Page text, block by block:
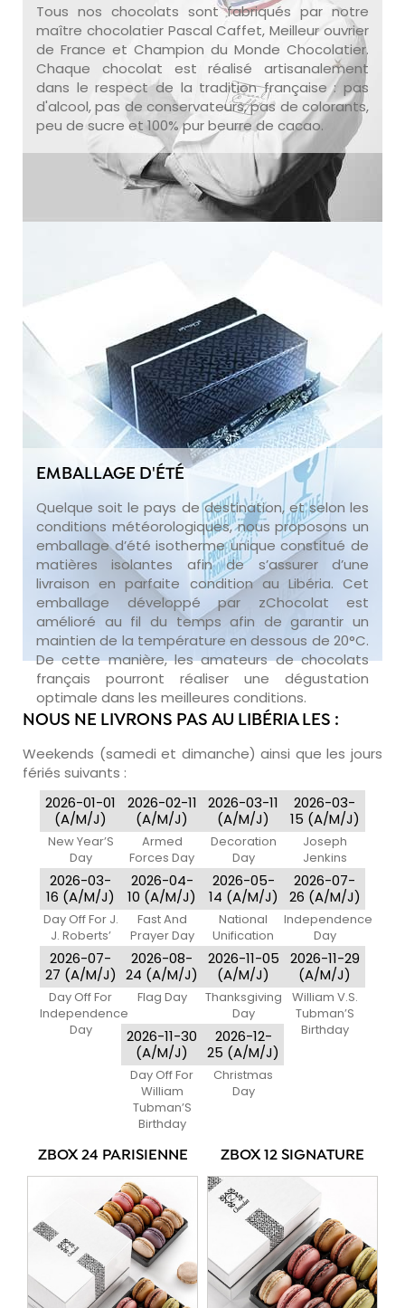
Tous nos chocolats sont fabriqués par notre
maître chocolatier Pascal Caffet, Meilleur ouvrier
de France et Champion du Monde Chocolatier.
Chaque chocolat est réalisé artisanalement
dans le respect de la tradition française : pas
d'alcool, pas de conservateurs, pas de colorants,
peu de sucre et 100% pur beurre de cacao.
EMBALLAGE D'ÉTÉ
Quelque soit le pays de destination, et selon les
conditions météorologiques, nous proposons un
emballage d’été isotherme unique constitué de
matières isolantes afin de s’assurer d’une
livraison en parfaite condition au Libéria. Cet
emballage développé par zChocolat est
amélioré au fil du temps afin de garantir un
maintien de la température en dessous de 20°C.
De cette manière, les amateurs de chocolats
français pourront réaliser une dégustation
optimale dans les meilleures conditions.
NOUS NE LIVRONS PAS AU LIBÉRIA LES :
Weekends (samedi et dimanche) ainsi que les jours
fériés suivants :
2026-01-01
(A/M/J)
New Year’S
Day
2026-02-11
(A/M/J)
Armed
Forces Day
2026-03-11
(A/M/J)
Decoration
Day
2026-03-
15 (A/M/J)
Joseph
Jenkins
Roberts’
Birthday
2026-03-
16 (A/M/J)
Day Off For J.
J. Roberts’
Birthday
2026-04-
10 (A/M/J)
Fast And
Prayer Day
2026-05-
14 (A/M/J)
National
Unification
Day
2026-07-
26 (A/M/J)
Independence
Day
2026-07-
27 (A/M/J)
Day Off For
Independence
Day
2026-08-
24 (A/M/J)
Flag Day
2026-11-05
(A/M/J)
Thanksgiving
Day
2026-11-29
(A/M/J)
William V.S.
Tubman’S
Birthday
2026-11-30
(A/M/J)
Day Off For
William
Tubman’S
Birthday
2026-12-
25 (A/M/J)
Christmas
Day
ZBOX 24 PARISIENNE ZBOX 12 SIGNATURE